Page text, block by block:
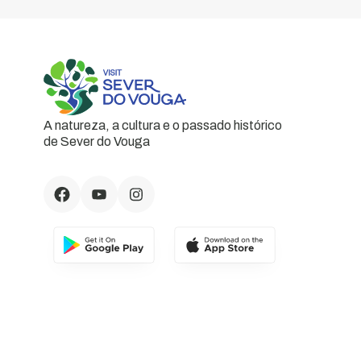
A natureza, a cultura e o passado histórico
de Sever do Vouga